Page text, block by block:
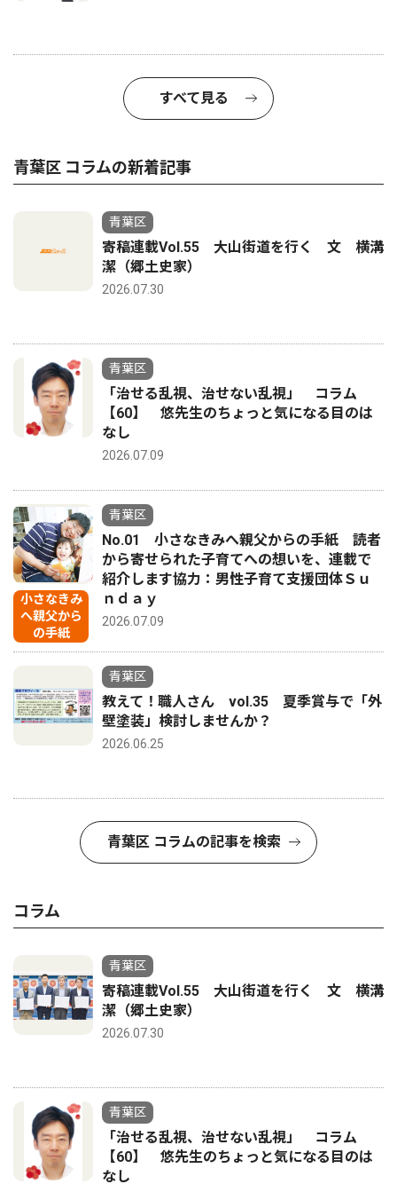
すべて見る
青葉区 コラムの新着記事
青葉区
寄稿連載Vol.55 大山街道を行く 文 横溝
潔（郷土史家）
2026.07.30
青葉区
「治せる乱視、治せない乱視」 コラム
【60】 悠先生のちょっと気になる目のは
なし
2026.07.09
小さなきみ
へ親父から
の手紙
青葉区
No.01 小さなきみへ親父からの手紙 読者
から寄せられた子育てへの想いを、連載で
紹介します協力：男性子育て支援団体Ｓｕ
ｎｄａｙ
2026.07.09
青葉区
教えて！職人さん vol.35 夏季賞与で「外
壁塗装」検討しませんか？
2026.06.25
青葉区 コラムの記事を検索
コラム
青葉区
寄稿連載Vol.55 大山街道を行く 文 横溝
潔（郷土史家）
2026.07.30
青葉区
「治せる乱視、治せない乱視」 コラム
【60】 悠先生のちょっと気になる目のは
なし